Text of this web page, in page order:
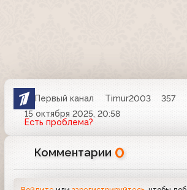
Первый канал Timur2003
357
15 октября 2025, 20:58
Есть проблема?
Комментарии 0